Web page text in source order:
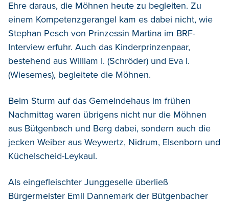
Ehre daraus, die Möhnen heute zu begleiten. Zu
einem Kompetenzgerangel kam es dabei nicht, wie
Stephan Pesch von Prinzessin Martina im BRF-
Interview erfuhr. Auch das Kinderprinzenpaar,
bestehend aus William I. (Schröder) und Eva I.
(Wiesemes), begleitete die Möhnen.
Beim Sturm auf das Gemeindehaus im frühen
Nachmittag waren übrigens nicht nur die Möhnen
aus Bütgenbach und Berg dabei, sondern auch die
jecken Weiber aus Weywertz, Nidrum, Elsenborn und
Küchelscheid-Leykaul.
Als eingefleischter Junggeselle überließ
Bürgermeister Emil Dannemark der Bütgenbacher